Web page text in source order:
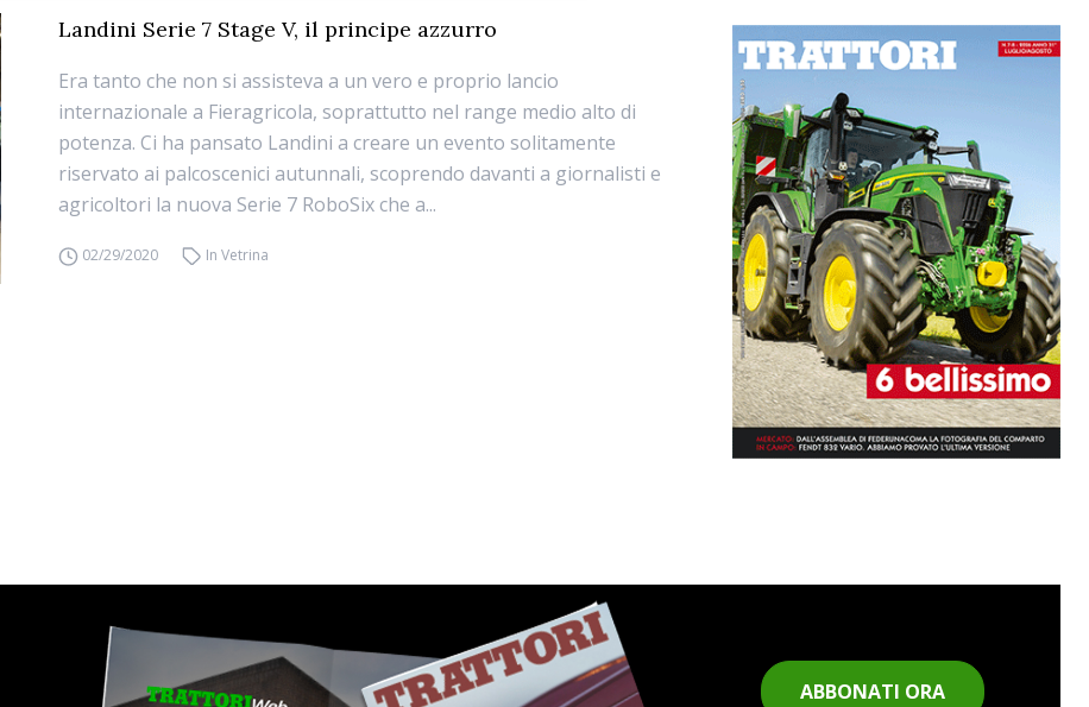
Landini Serie 7 Stage V, il principe azzurro
Era tanto che non si assisteva a un vero e proprio lancio
internazionale a Fieragricola, soprattutto nel range medio alto di
potenza. Ci ha pansato Landini a creare un evento solitamente
riservato ai palcoscenici autunnali, scoprendo davanti a giornalisti e
agricoltori la nuova Serie 7 RoboSix che a...
02/29/2020 In Vetrina
ABBONATI ORA